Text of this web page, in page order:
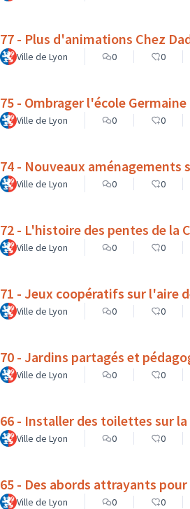
77 - Plus d'animations Chez
Ville de Lyon 0 0
75 - Ombrager l'école
Ville de Lyon 0 0
74 - Nouveaux aménagements
Ville de Lyon 0 0
72 - L'histoire des pentes de la
Ville de Lyon 0 0
71 - Jeux coopératifs sur l'aire
Ville de Lyon 0 0
70 - Jardins partagés et
Ville de Lyon 0 0
66 - Installer des toilettes sur la
Ville de Lyon 0 0
65 - Des abords attrayants
Ville de Lyon 0 0